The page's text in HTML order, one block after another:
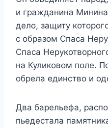
и гражданина Минина
дело, защиту
с образом Спаса
Спаса
на Куликовом поле.
обрела единство и
Два барельефа,
пьедестала